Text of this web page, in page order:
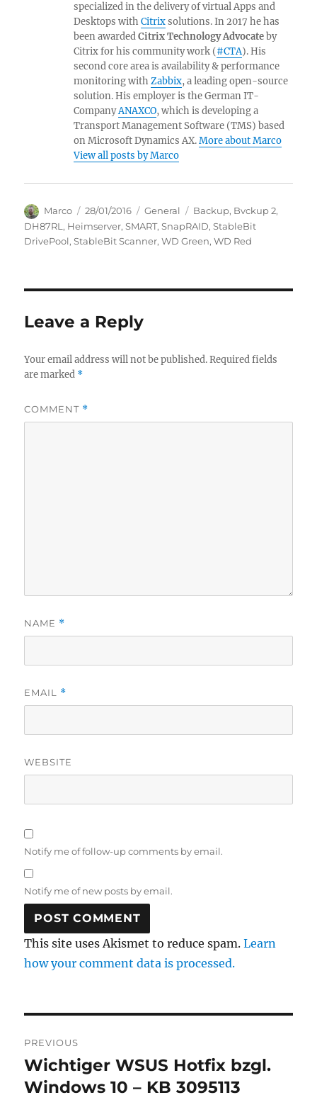
specialized in the delivery of virtual Apps and
Desktops withCitrixsolutions. In 2017 he has
been awardedCitrix Technology Advocate by
Citrix for his community work (#CTA). His
second core area is availability & performance
monitoring withZabbix, a leading open-source
solution. His employer is the German IT-
CompanyANAXCO, which is developing a
Transport Management Software (TMS) based
on Microsoft Dynamics AX.More about Marco
View all posts by Marco
Author
Marco
Posted
on
28/01/2016 Categories
General Tags
Backup, Bvckup 2,
DH87RL , Heimserver,SMART,SnapRAID,StableBit
DrivePool,StableBit Scanner,WD Green,WD Red
Leave a Reply
Your email address will not be published. Required fields
are marked *
COMMENT *
NAME *
EMAIL *
WEBSITE
Notify me of follow-up comments by email.
Notify me of new posts by email.
This site uses Akismet to reduce spam.Learn
how your comment data is processed.
navigation
PREVIOUS
Previous
post:
Wichtiger WSUS Hotfix bzgl.
Windows 10 – KB 3095113